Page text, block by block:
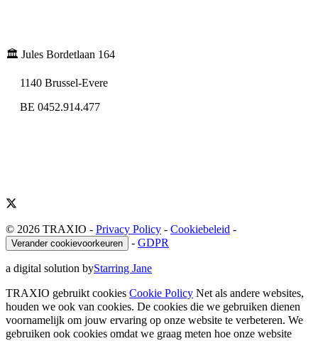
🏛️ Jules Bordetlaan 164
1140 Brussel-Evere
BE 0452.914.477
© 2026 TRAXIO - Privacy Policy - Cookiebeleid -
Verander cookievoorkeuren - GDPR
a digital solution byStarring Jane
TRAXIO gebruikt cookies Cookie Policy Net als andere websites,
houden we ook van cookies. De cookies die we gebruiken dienen
voornamelijk om jouw ervaring op onze website te verbeteren. We
gebruiken ook cookies omdat we graag meten hoe onze website